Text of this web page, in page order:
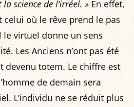
science de l’irréel. » En effet,
celui où le rêve prend le pas
le virtuel donne un sens
Les Anciens n’ont pas été
devenu totem. Le chiffre est
de demain sera
L’individu ne se réduit plus